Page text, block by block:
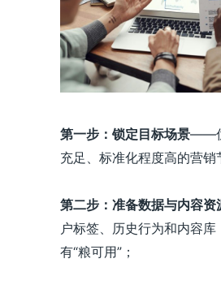
第一步：锁定目标场景——
充足、标准化程度高的营销
第二步：准备数据与内容资
户标签、历史行为和内容
有“粮可用”；